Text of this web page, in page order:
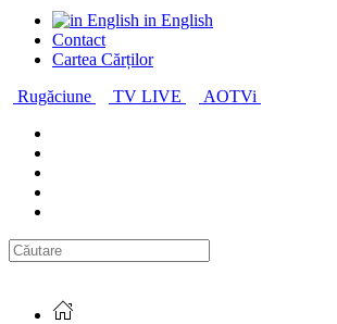
in English
Contact
Cartea Cărților
Rugăciune
TV LIVE AOTVi